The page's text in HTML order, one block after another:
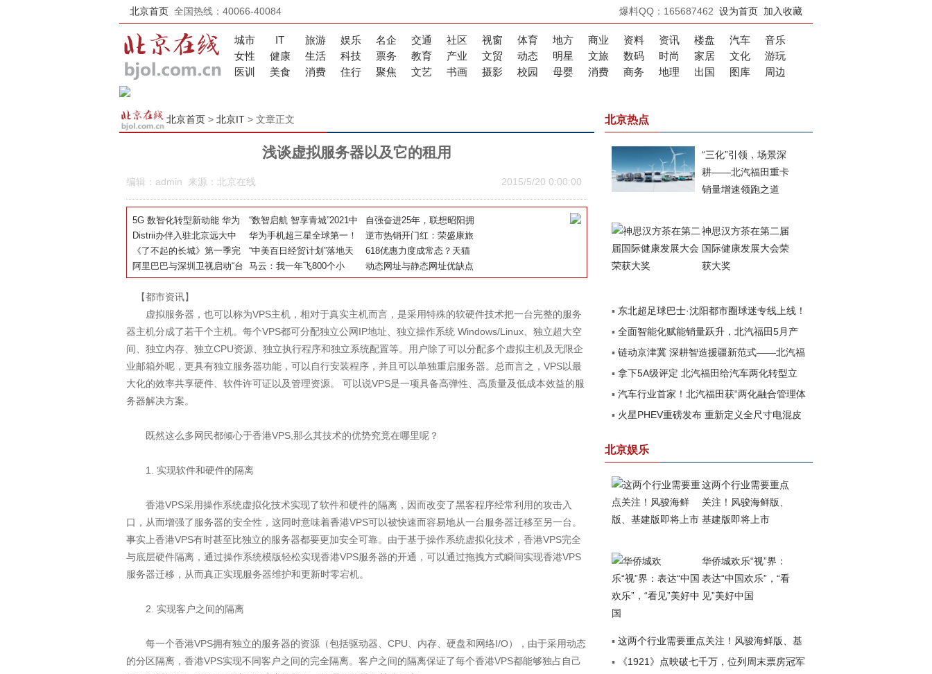
爆料QQ：165687462 设为首页 加入收藏
北京首页 全国热线：40066-40084
城市 IT 旅游 娱乐 名企 交通 社区 视窗 体育 地方 商业 资料 资讯 楼盘 汽车
音乐
女性
健康 生活 科技 票务 教育 产业 文贸 动态 明星 文旅 数码 时尚 家居 文化
游玩
医训
美食 消费 住行 聚焦 文艺 书画 摄影 校园 母婴 消费 商务 地理 出国 图库 周边
北京热点
“三化”引领，场景深
耕——北汽福田重卡
销量增速领跑之道
神思汉方茶在第二届
国际健康发展大会荣
获大奖
▪ 东北超足球巴士·沈阳都市圈球迷专线上线！
北汽福田助力书写文体旅融合新篇章
▪ 全面智能化赋能销量跃升，北汽福田5月产
销再攀高峰
▪ 链动京津冀 深耕智造援疆新范式——北汽福
田以新质生产力赋能边疆高质量发展
▪ 拿下5A级评定 北汽福田给汽车两化转型立
了一把尺
▪ 汽车行业首家！北汽福田获“两化融合管理体
系”与 “数字化转型管理体系”5A级评定
▪ 火星PHEV重磅发布 重新定义全尺寸电混皮
北京娱乐
这两个行业需要重点
关注！风骏海鲜版、
基建版即将上市
华侨城欢乐“视”界：
表达“中国欢乐”，“看
见”美好中国
▪ 这两个行业需要重点关注！风骏海鲜版、基
建版即将上市
▪
《1921》点映破七千万，位列周末票房冠军
北京首页> 北京IT> 文章正文
浅谈虚拟服务器以及它的租用
2015/5/20 0:00:00
编辑：admin 来源：北京在线
5G 数智化转型新动能 华为
精彩亮相2021世界5G大会
“数智启航 智享青城”2021中
国移动5G 新型智慧城市赋
能行动圆满成功
自强奋进25年，联想昭阳拥
抱“十四五”追梦新征程
Distrii办伴入驻北京远大中
心，为亚奥商圈插入智慧办
公“芯片”
华为手机超三星全球第一！
余承东：继续保持创新，打
胜仗始终是华为的信仰
逆市热销开门红：荣盛康旅
—岭上江南七彩合苑盛大开
盘
《了不起的长城》第一季完
结撒花 各位砖员大赞全新哈
弗H6
“中美百日经贸计划”落地天
猫 首批美国牛肉即将摆上中
国吃货餐桌
618优惠力度成常态？天猫
超市199-100还要再玩10天
阿里巴巴与深圳卫视启动“台
网联盟” 天猫618期间多屏互
动抢红包
马云：我一年飞800个小
时，希望阿里作为中国公司
动态网址与静态网址优缺点
【都市资讯】
虚拟服务器，也可以称为VPS主机，相对于真实主机而言，是采用特殊的软硬件技术把一台完整的服务
器主机分成了若干个主机。每个VPS都可分配独立公网IP地址、独立操作系统 Windows/Linux、独立超大空
间、独立内存、独立CPU资源、独立执行程序和独立系统配置等。用户除了可以分配多个虚拟主机及无限企
业邮箱外呢，更具有独立服务器功能，可以自行安装程序，并且可以单独重启服务器。总而言之，VPS以最
大化的效率共享硬件、软件许可证以及管理资源。 可以说VPS是一项具备高弹性、高质量及低成本效益的服
务器解决方案。
既然这么多网民都倾心于香港VPS,那么其技术的优势究竟在哪里呢？
1. 实现软件和硬件的隔离
香港VPS采用操作系统虚拟化技术实现了软件和硬件的隔离，因而改变了黑客程序经常利用的攻击入
口，从而增强了服务器的安全性，这同时意味着香港VPS可以被快速而容易地从一台服务器迁移至另一台。
事实上香港VPS有时甚至比独立的服务器都要更加安全可靠。由于基于操作系统虚拟化技术，香港VPS完全
与底层硬件隔离，通过操作系统模版轻松实现香港VPS服务器的开通，可以通过拖拽方式瞬间实现香港VPS
服务器迁移，从而真正实现服务器维护和更新时零宕机。
2. 实现客户之间的隔离
每一个香港VPS拥有独立的服务器的资源（包括驱动器、CPU、内存、硬盘和网络I/O），由于采用动态
的分区隔离，香港VPS实现不同客户之间的完全隔离。客户之间的隔离保证了每个香港VPS都能够独占自己